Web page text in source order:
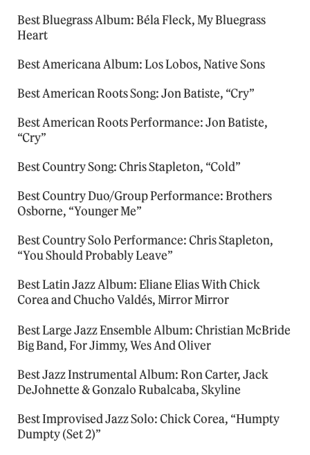
Best Bluegrass Album: Béla Fleck, My Bluegrass
Heart
Best Americana Album: Los Lobos, Native Sons
Best American Roots Song: Jon Batiste, “Cry”
Best American Roots Performance: Jon Batiste,
“Cry”
Best Country Song: Chris Stapleton, “Cold”
Best Country Duo/Group Performance: Brothers
Osborne, “Younger Me”
Best Country Solo Performance: Chris Stapleton,
“You Should Probably Leave”
Best Latin Jazz Album: Eliane Elias With Chick
Corea and Chucho Valdés, Mirror Mirror
Best Large Jazz Ensemble Album: Christian McBride
Big Band, For Jimmy, Wes And Oliver
Best Jazz Instrumental Album: Ron Carter, Jack
DeJohnette & Gonzalo Rubalcaba, Skyline
Best Improvised Jazz Solo: Chick Corea, “Humpty
Dumpty (Set 2)”